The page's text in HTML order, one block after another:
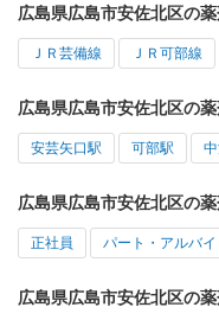
広島県広島市安佐北区の
ＪＲ芸備線 ＪＲ可部線
広島県広島市安佐北区の
安芸矢口駅 可部駅
広島県広島市安佐北区の
正社員 パート・アルバイ
広島県広島市安佐北区の